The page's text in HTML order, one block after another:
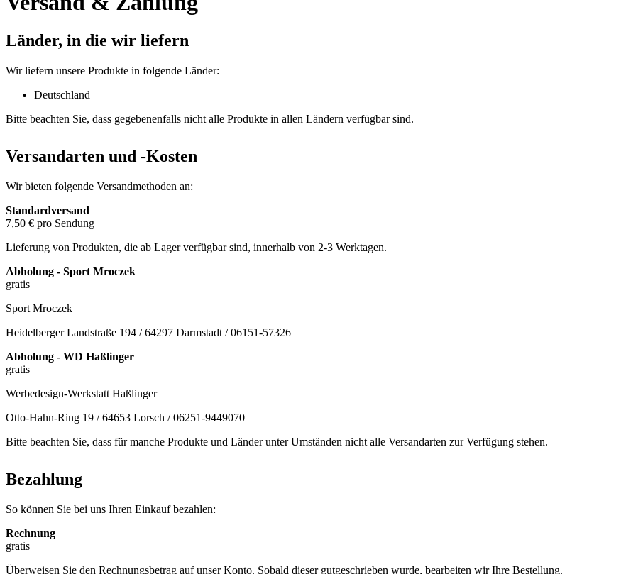
Länder, in die wir liefern
Wir liefern unsere Produkte in folgende Länder:
Deutschland
Bitte beachten Sie, dass gegebenenfalls nicht alle Produkte in allen Ländern verfügbar sind.
Versandarten und -Kosten
Wir bieten folgende Versandmethoden an:
Standardversand
7,50 € pro Sendung
Lieferung von Produkten, die ab Lager verfügbar sind, innerhalb von 2-3 Werktagen.
Abholung - Sport Mroczek
gratis
Sport Mroczek
Heidelberger Landstraße 194 / 64297 Darmstadt / 06151-57326
Abholung - WD Haßlinger
gratis
Werbedesign-Werkstatt Haßlinger
Otto-Hahn-Ring 19 / 64653 Lorsch / 06251-9449070
Bitte beachten Sie, dass für manche Produkte und Länder unter Umständen nicht alle Versandarten zur Verfügung stehen.
Bezahlung
So können Sie bei uns Ihren Einkauf bezahlen:
Rechnung
gratis
Überweisen Sie den Rechnungsbetrag auf unser Konto. Sobald dieser gutgeschrieben wurde, bearbeiten wir Ihre Bestellung.